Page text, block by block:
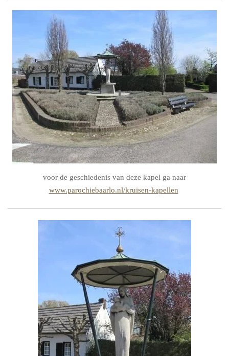
voor de geschiedenis van deze kapel ga naar
www.parochiebaarlo.nl/kruisen-kapellen